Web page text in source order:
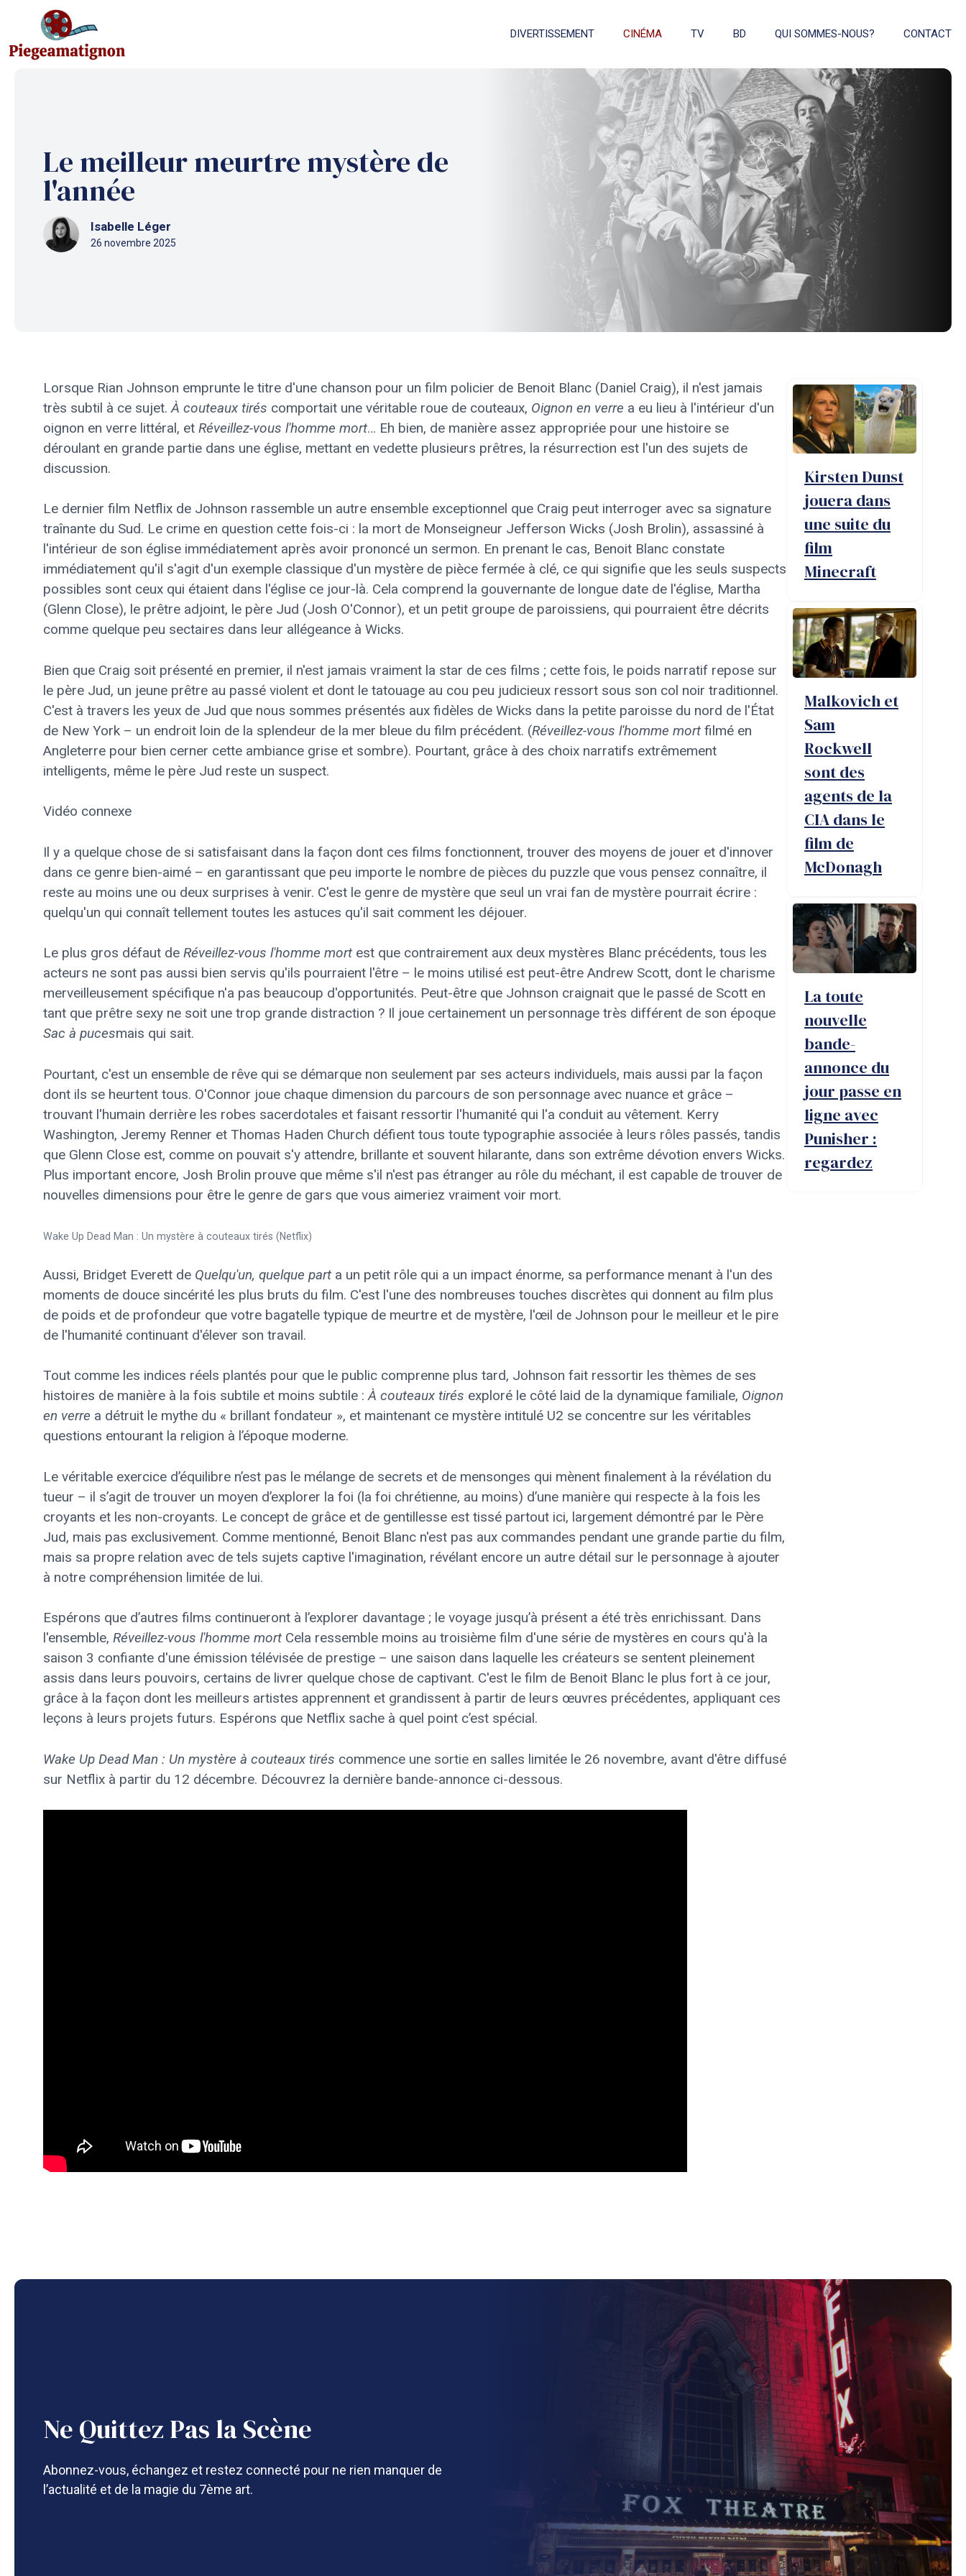
contenu
DIVERTISSEMENT CINÉMA TV BD QUI SOMMES-NOUS? CONTACT
Le meilleur meurtre mystère de
l'année
Isabelle Léger
26 novembre 2025
Lorsque Rian Johnson emprunte le titre d'une chanson pour un film policier de Benoit Blanc (Daniel Craig), il n'est jamais
très subtil à ce sujet.À couteaux tirés comportait une véritable roue de couteaux, Oignon en verre a eu lieu à l'intérieur d'un
oignon en verre littéral, et Réveillez-vous l'homme mort… Eh bien, de manière assez appropriée pour une histoire se
déroulant en grande partie dans une église, mettant en vedette plusieurs prêtres, la résurrection est l'un des sujets de
discussion.
Le dernier film Netflix de Johnson rassemble un autre ensemble exceptionnel que Craig peut interroger avec sa signature
traînante du Sud. Le crime en question cette fois-ci : la mort de Monseigneur Jefferson Wicks (Josh Brolin), assassiné à
l'intérieur de son église immédiatement après avoir prononcé un sermon. En prenant le cas, Benoit Blanc constate
immédiatement qu'il s'agit d'un exemple classique d'un mystère de pièce fermée à clé, ce qui signifie que les seuls suspects
possibles sont ceux qui étaient dans l'église ce jour-là. Cela comprend la gouvernante de longue date de l'église, Martha
(Glenn Close), le prêtre adjoint, le père Jud (Josh O'Connor), et un petit groupe de paroissiens, qui pourraient être décrits
comme quelque peu sectaires dans leur allégeance à Wicks.
Bien que Craig soit présenté en premier, il n'est jamais vraiment la star de ces films ; cette fois, le poids narratif repose sur
le père Jud, un jeune prêtre au passé violent et dont le tatouage au cou peu judicieux ressort sous son col noir traditionnel.
C'est à travers les yeux de Jud que nous sommes présentés aux fidèles de Wicks dans la petite paroisse du nord de l'État
de New York – un endroit loin de la splendeur de la mer bleue du film précédent. (Réveillez-vous l'homme mort filmé en
Angleterre pour bien cerner cette ambiance grise et sombre). Pourtant, grâce à des choix narratifs extrêmement
intelligents, même le père Jud reste un suspect.
Vidéo connexe
Il y a quelque chose de si satisfaisant dans la façon dont ces films fonctionnent, trouver des moyens de jouer et d'innover
dans ce genre bien-aimé – en garantissant que peu importe le nombre de pièces du puzzle que vous pensez connaître, il
reste au moins une ou deux surprises à venir. C'est le genre de mystère que seul un vrai fan de mystère pourrait écrire :
quelqu'un qui connaît tellement toutes les astuces qu'il sait comment les déjouer.
Le plus gros défaut de Réveillez-vous l'homme mort est que contrairement aux deux mystères Blanc précédents, tous les
acteurs ne sont pas aussi bien servis qu'ils pourraient l'être – le moins utilisé est peut-être Andrew Scott, dont le charisme
merveilleusement spécifique n'a pas beaucoup d'opportunités. Peut-être que Johnson craignait que le passé de Scott en
tant que prêtre sexy ne soit une trop grande distraction ? Il joue certainement un personnage très différent de son époque
Sac à pucesmais qui sait.
Pourtant, c'est un ensemble de rêve qui se démarque non seulement par ses acteurs individuels, mais aussi par la façon
dont ils se heurtent tous. O'Connor joue chaque dimension du parcours de son personnage avec nuance et grâce –
trouvant l'humain derrière les robes sacerdotales et faisant ressortir l'humanité qui l'a conduit au vêtement. Kerry
Washington, Jeremy Renner et Thomas Haden Church défient tous toute typographie associée à leurs rôles passés, tandis
que Glenn Close est, comme on pouvait s'y attendre, brillante et souvent hilarante, dans son extrême dévotion envers Wicks.
Plus important encore, Josh Brolin prouve que même s'il n'est pas étranger au rôle du méchant, il est capable de trouver de
nouvelles dimensions pour être le genre de gars que vous aimeriez vraiment voir mort.
Wake Up Dead Man : Un mystère à couteaux tirés (Netflix)
Aussi, Bridget Everett de Quelqu'un, quelque part a un petit rôle qui a un impact énorme, sa performance menant à l'un des
moments de douce sincérité les plus bruts du film. C'est l'une des nombreuses touches discrètes qui donnent au film plus
de poids et de profondeur que votre bagatelle typique de meurtre et de mystère, l'œil de Johnson pour le meilleur et le pire
de l'humanité continuant d'élever son travail.
Tout comme les indices réels plantés pour que le public comprenne plus tard, Johnson fait ressortir les thèmes de ses
histoires de manière à la fois subtile et moins subtile :À couteaux tirés exploré le côté laid de la dynamique familiale, Oignon
en verre a détruit le mythe du « brillant fondateur », et maintenant ce mystère intitulé U2 se concentre sur les véritables
questions entourant la religion à l’époque moderne.
Le véritable exercice d’équilibre n’est pas le mélange de secrets et de mensonges qui mènent finalement à la révélation du
tueur – il s’agit de trouver un moyen d’explorer la foi (la foi chrétienne, au moins) d’une manière qui respecte à la fois les
croyants et les non-croyants. Le concept de grâce et de gentillesse est tissé partout ici, largement démontré par le Père
Jud, mais pas exclusivement. Comme mentionné, Benoit Blanc n'est pas aux commandes pendant une grande partie du film,
mais sa propre relation avec de tels sujets captive l'imagination, révélant encore un autre détail sur le personnage à ajouter
à notre compréhension limitée de lui.
Espérons que d’autres films continueront à l’explorer davantage ; le voyage jusqu’à présent a été très enrichissant. Dans
l'ensemble, Réveillez-vous l'homme mort Cela ressemble moins au troisième film d'une série de mystères en cours qu'à la
saison 3 confiante d'une émission télévisée de prestige – une saison dans laquelle les créateurs se sentent pleinement
assis dans leurs pouvoirs, certains de livrer quelque chose de captivant. C'est le film de Benoit Blanc le plus fort à ce jour,
grâce à la façon dont les meilleurs artistes apprennent et grandissent à partir de leurs œuvres précédentes, appliquant ces
leçons à leurs projets futurs. Espérons que Netflix sache à quel point c’est spécial.
Wake Up Dead Man : Un mystère à couteaux tirés commence une sortie en salles limitée le 26 novembre, avant d'être diffusé
sur Netflix à partir du 12 décembre. Découvrez la dernière bande-annonce ci-dessous.
Kirsten Dunst
jouera dans
une suite du
film
Minecraft
Malkovich et
Sam
Rockwell
sont des
agents de la
CIA dans le
film de
McDonagh
La toute
nouvelle
bande-
annonce du
jour passe en
ligne avec
Punisher :
regardez
Ne Quittez Pas la Scène
Abonnez-vous, échangez et restez connecté pour ne rien manquer de
l’actualité et de la magie du 7ème art.